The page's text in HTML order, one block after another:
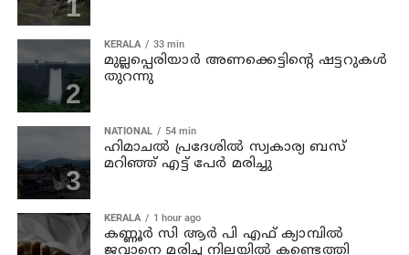
KERALA 33 min
മുല്ലപ്പെരിയാര്‍ അണക്കെട്ടിന്റെ ഷട്ടറുകള്‍
തുറന്നു
NATIONAL 54 min
ഹിമാചല്‍ പ്രദേശില്‍ സ്വകാര്യ ബസ്
മറിഞ്ഞ് എട്ട് പേര്‍ മരിച്ചു
KERALA 1 hour ago
കണ്ണൂര്‍ സി ആര്‍ പി എഫ് ക്യാമ്പില്‍
ജവാനെ മരിച്ച നിലയില്‍ കണ്ടെത്തി